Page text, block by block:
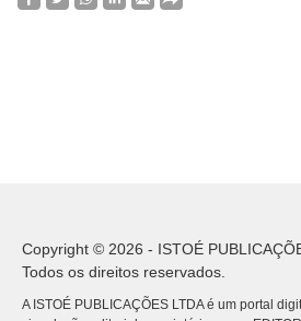
Copyright © 2026 - ISTOÉ
Todos os direitos reservados.
A ISTOÉ PUBLICAÇÕES LTDA é um portal